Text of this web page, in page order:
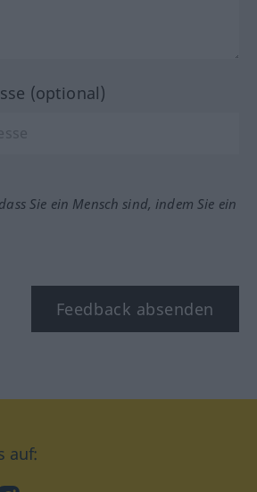
(optional)
Sie ein Mensch sind, indem Sie ein
Feedback absenden
auf: